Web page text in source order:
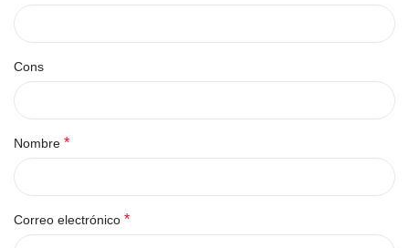
Cons
Nombre *
Correo electrónico *